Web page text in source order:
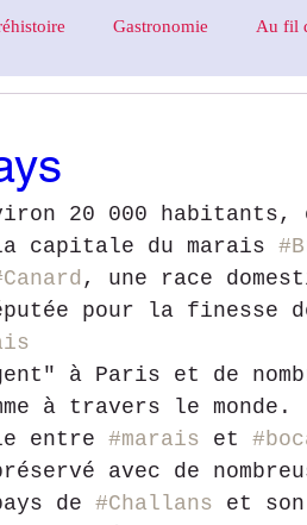
Gastronomie Au fil
20 000
capitale du marais
, une race
pour la finesse
à Paris et de
à travers le monde.
entre #marais et
avec de
de #Challans et son